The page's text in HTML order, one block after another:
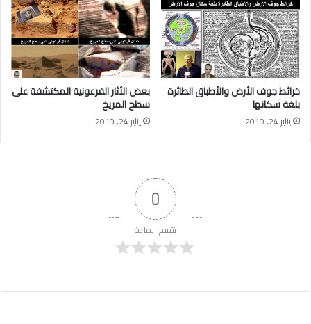
خرائط جوف الأرض والأطباق الطائرة
بلغة سكانها
يناير 24, 2019
بعض الأثار الفرعونية المكتشفة على
سطح المريخ
يناير 24, 2019
0
تقييم المادة